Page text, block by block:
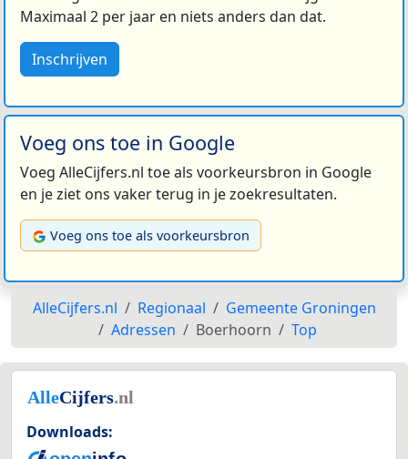
Maximaal 2 per jaar en niets anders dan dat.
Inschrijven
Voeg ons toe in Google
Voeg AlleCijfers.nl toe als voorkeursbron in Google
en je ziet ons vaker terug in je zoekresultaten.
Voeg ons toe als voorkeursbron
AlleCijfers.nl Regionaal
Gemeente Groningen
Adressen
Boerhoorn Top
Downloads: